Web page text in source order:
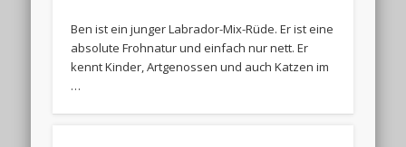
Ben ist ein junger Labrador-Mix-Rüde. Er ist eine
absolute Frohnatur und einfach nur nett. Er
kennt Kinder, Artgenossen und auch Katzen im
…